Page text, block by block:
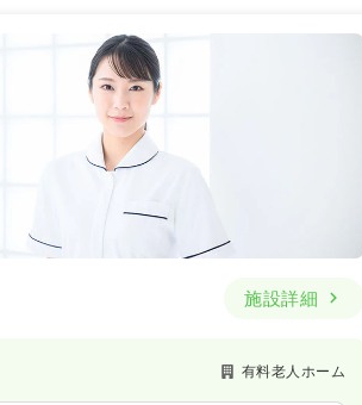
施設詳細
有料老人ホーム